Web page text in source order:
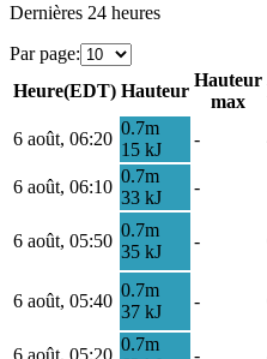
Dernières 24 heures
Par page:
Heure(EDT) Hauteur
Hauteur
max
6 août, 06:20
0.7m
15 kJ
-
6 août, 06:10
0.7m
33 kJ
-
6 août, 05:50
0.7m
35 kJ
-
6 août, 05:40
0.7m
37 kJ
-
0.7m